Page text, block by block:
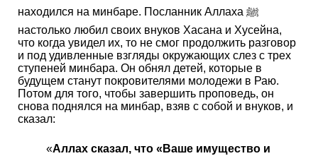
находился на минбаре. Посланник Аллаха ﷺ
настолько любил своих внуков Хасана и Хусейна,
что когда увидел их, то не смог продолжить разговор
и под удивленные взгляды окружающих слез с трех
ступеней минбара. Он обнял детей, которые в
будущем станут покровителями молодежи в Раю.
Потом для того, чтобы завершить проповедь, он
снова поднялся на минбар, взяв с собой и внуков, и
сказал:
«Аллах сказал, что «Ваше имущество и